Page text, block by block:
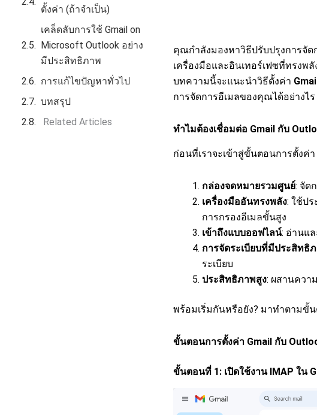
ตั้งค่า (ถ้าจำเป็น)
เคล็ดลับการใช้ Gmail on
Microsoft Outlook อย่าง
มีประสิทธิภาพ
การแก้ไขปัญหาทั่วไป
บทสรุป
Related Articles
คุณกำลังมองหาวิธีปรับปรุงการจัด
เครื่องมือและอินเทอร์เฟซที่ทรงพ
บทความนี้จะแนะนำวิธีตั้งค่า
การจัดการอีเมลของคุณได้อย่างไร
ทำไมต้องเชื่อมต่อ Gmail กับ
ก่อนที่เราจะเข้าสู่ขั้นตอนการตั้งค่
กล่องจดหมายรวมศูนย์: จัด
เครื่องมืออันทรงพลัง: ใช้ปร
การกรองอีเมลขั้นสูง
เข้าถึงแบบออฟไลน์: อ่านแ
การจัดระเบียบที่มีประสิทธิ
ระเบียบ
ประสิทธิภาพสูง: ผสานควา
พร้อมเริ่มกันหรือยัง? มาทำตามขั้น
ขั้นตอนการตั้งค่า Gmail กับ
ขั้นตอนที่ 1: เปิดใช้งาน IMAP ใน